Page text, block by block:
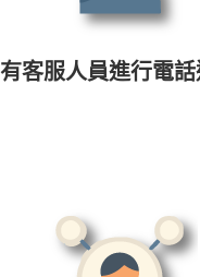
有客服人員進行電